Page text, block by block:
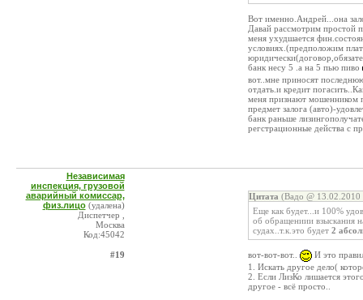
Вот именно.Андрей...она
Давай рассмотрим простой
меня ухудшается
условиях.(предположим
банк несу 5 .а на 5 пью пиво
вот..мне приносят
отдать.и кредит
меня признают мошенником
предмет залога (авто)-
банк раньше
регстрационные действа с
Независимая
инспекция, грузовой
аварийный комиссар,
физ.лицо (удалена)
Диспетчер ,
Москва
Код:45042
#19
Цитата (Вадо @ 13.02.2010
Еще как будет...и 100%
об обращениии взыскания
судах..т.к.это будет 2
вот-вот-вот..
И это
1. Искать другое дело(
2. Если ЛизКо лишается
другое - всё просто..